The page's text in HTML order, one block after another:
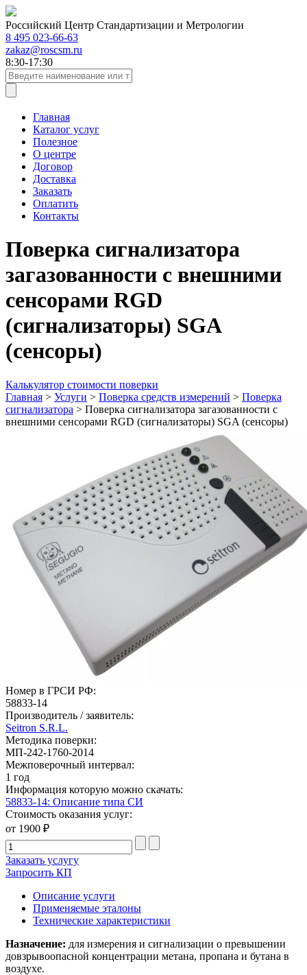
Российский Центр Стандартизации и Метрологии
8 495 023-66-63
zakaz@roscsm.ru
8:30-17:30
Главная
Каталог услуг
Полезное
О центре
Договор
Доставка
Заказать
Оплатить
Контакты
Поверка сигнализатора
загазованности с внешними
сенсорами RGD
(сигнализаторы) SGA
(сенсоры)
Калькулятор стоимости поверки
Главная > Услуги > Поверка средств измерений > Поверка
сигнализатора > Поверка сигнализатора загазованности с
внешними сенсорами RGD (сигнализаторы) SGA (сенсоры)
Номер в ГРСИ РФ:
58833-14
Производитель / заявитель:
Seitron S.R.L.
Методика поверки:
МП-242-1760-2014
Межповерочный интервал:
1 год
Информация которую можно скачать:
58833-14: Описание типа СИ
Стоимость оказания услуг:
от 1900 ₽
Заказать услугу
Запросить КП
Описание услуги
Применяемые эталоны
Технические характеристики
Назначение: для измерения и сигнализации о превышении
довзрывоопасной концентрации метана, пропана и бутана в
воздухе.